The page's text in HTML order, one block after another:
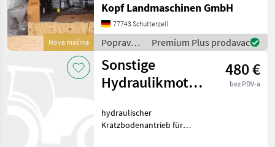
Nova mašina
Mercedes Motor OM 473.
917 - C0666809 mit
Nebenantrieb 39.000 EUR
zzgl. Mw
Kopf Landmaschinen GmbH
77743 Schutterzell
Popravak
i rezervni
dijelovi /
Mercedes
Premium Plus prodavac
Sonstige
Hydraulikmotor
480 €
bez PDV-a
hydraulischer
Kratzbodenantrieb für